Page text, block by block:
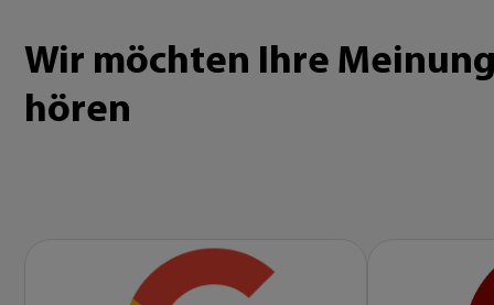
Wir möchten Ihre
hören